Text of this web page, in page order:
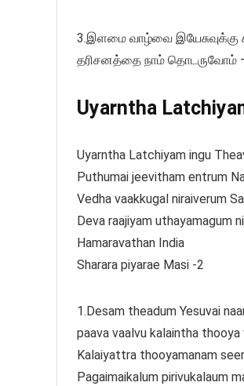
3.இளமை வாழ்வை
தரிசனத்தை நாம் தொடருவோம்
Uyarntha
Uyarntha Latchiyam ingu
Puthumai jeevitham entrum
Vedha vaakkugal niraiverum
Deva raajiyam uthayamagum
Hamaravathan India
Sharara piyarae Masi -2
1.Desam theadum Yesuvai
paava vaalvu kalaintha thooya
Kalaiyattra thooyamanam
Pagaimaikalum pirivukalaum